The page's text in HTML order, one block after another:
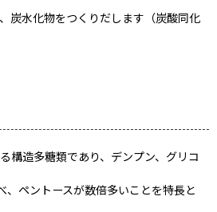
炭水化物をつくりだします（炭酸同化
構造多糖類であり、デンプン、グリコ
ペントースが数倍多いことを特長と